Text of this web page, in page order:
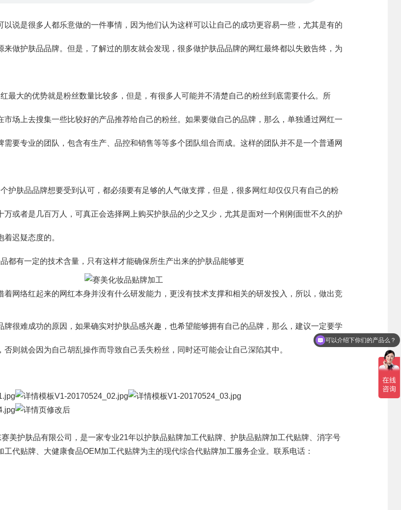
®
®
集团简介
资质荣誉
赛美化妆品
赛美供应链
领导团队 集团新闻
公众号资讯
招贤纳士
是很多人都乐意做的一件事情，因为他们认为这样可以让自己的成功更容易一些，尤其是有的
来做护肤品品牌。但是，了解过的朋友就会发现，很多做护肤品品牌的网红最终都以失败告终，为
大的优势就是粉丝数量比较多，但是，有很多人可能并不清楚自己的粉丝到底需要什么。所
市场上去搜集一些比较好的产品推荐给自己的粉丝。如果要做自己的品牌，那么，单独通过网红一
需要专业的团队，包含有生产、品控和销售等等多个团队组合而成。这样的团队并不是一个普通网
肤品品牌想要受到认可，都必须要有足够的人气做支撑，但是，很多网红却仅仅只有自己的粉
万或者是几百万人，可真正会选择网上购买护肤品的少之又少，尤其是面对一个刚刚面世不久的护
迟疑态度的。
有一定的技术含量，只有这样才能确保所生产出来的护肤品能够更
着网络红起来的网红本身并没有什么研发能力，更没有技术支撑和相关的研发投入，所以，做出竞
难成功的原因，如果确实对护肤品感兴趣，也希望能够拥有自己的品牌，那么，建议一定要学
则就会因为自己胡乱操作而导致自己丢失粉丝，同时还可能会让自己深陷其中。
美护肤品有限公司 ，是一家专业21年以护肤品贴牌加工代贴牌、护肤品贴牌加工代贴牌、 消字号
工代贴牌、大健康食品OEM加工代贴牌为主的现代综合代贴牌加工服务企业。联系电话：
可以介绍下你们的产品么？
你们是怎么收费的呢？